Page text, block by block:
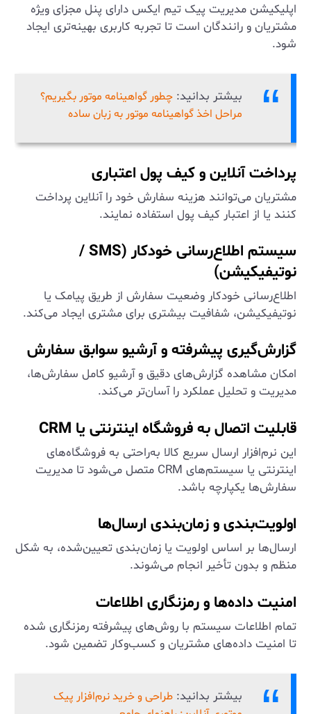
اپلیکیشن مدیریت پیک تیم ایکس دارای پنل مجزای ویژه
مشتریان و رانندگان است تا تجربه کاربری بهینه‌تری ایجاد
شود.
بیشتر بدانید: چطور گواهینامه موتور بگیریم؟
مراحل اخذ گواهینامه موتور به زبان ساده
پرداخت آنلاین و کیف پول اعتباری
مشتریان می‌توانند هزینه سفارش خود را آنلاین پرداخت
کنند یا از اعتبار کیف پول استفاده نمایند.
سیستم اطلاع‌رسانی خودکار (SMS /
نوتیفیکیشن)
اطلاع‌رسانی خودکار وضعیت سفارش از طریق پیامک یا
نوتیفیکیشن، شفافیت بیشتری برای مشتری ایجاد می‌کند.
گزارش‌گیری پیشرفته و آرشیو سوابق سفارش
امکان مشاهده گزارش‌های دقیق و آرشیو کامل سفارش‌ها،
مدیریت و تحلیل عملکرد را آسان‌تر می‌کند.
قابلیت اتصال به فروشگاه اینترنتی یا CRM
این نرم‌افزار ارسال سریع کالا به‌راحتی به فروشگاه‌های
اینترنتی یا سیستم‌های CRM متصل می‌شود تا مدیریت
سفارش‌ها یکپارچه باشد.
اولویت‌بندی و زمان‌بندی ارسال‌ها
ارسال‌ها بر اساس اولویت یا زمان‌بندی تعیین‌شده، به شکل
منظم و بدون تأخیر انجام می‌شوند.
امنیت داده‌ها و رمزنگاری اطلاعات
تمام اطلاعات سیستم با روش‌های پیشرفته رمزنگاری شده
تا امنیت داده‌های مشتریان و کسب‌وکار تضمین شود.
بیشتر بدانید: طراحی و خرید نرم‌افزار پیک